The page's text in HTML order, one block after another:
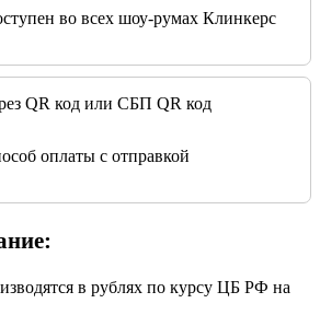
во всех шоу-румах Клинкерс
QR код или СБП QR код
оплаты с отправкой
в рублях по курсу ЦБ РФ на